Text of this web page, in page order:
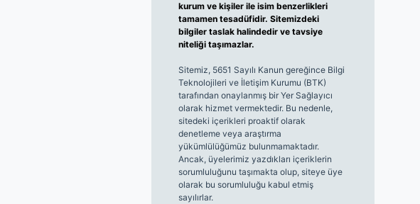
kurum ve kişiler ile isim benzerlikleri
tamamen tesadüfidir. Sitemizdeki
bilgiler taslak halindedir ve tavsiye
niteliği taşımazlar.
Sitemiz, 5651 Sayılı Kanun gereğince Bilgi
Teknolojileri ve İletişim Kurumu (BTK)
tarafından onaylanmış bir Yer Sağlayıcı
olarak hizmet vermektedir. Bu nedenle,
sitedeki içerikleri proaktif olarak
denetleme veya araştırma
yükümlülüğümüz bulunmamaktadır.
Ancak, üyelerimiz yazdıkları içeriklerin
sorumluluğunu taşımakta olup, siteye üye
olarak bu sorumluluğu kabul etmiş
sayılırlar.